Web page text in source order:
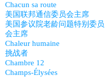
Chacun sa route
美国联邦通信委员会主席
美国参议院老龄问题特别委员
会主席
Chaleur humaine
挑战者
Chambre 12
Champs-Élysées